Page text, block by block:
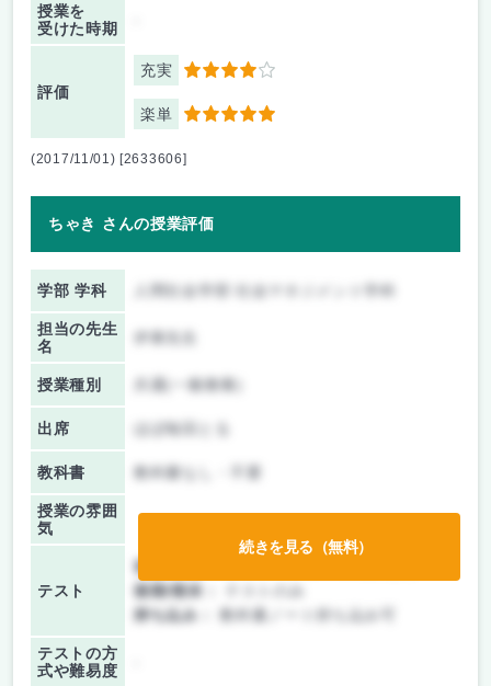
授業を
受けた時期
評価
充実 4
楽単 5
(2017/11/01) [2633606]
ちゃき さんの授業評価
学部 学科
担当の先生
名
授業種別 共通(一般教養)
出席 ほぼ毎回とる
教科書 教科書なし・不要
授業の雰囲
気
テスト
前期/中間：
後期/期末：
持ち込み：
教科書ノート持ち込み可
テストの方
式や難易度
続きを見る（無料）